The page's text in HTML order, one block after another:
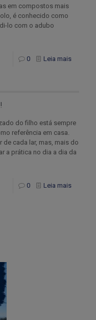
em compostos mais
é conhecido como
lo com o adubo
0 Leia mais
do filho está sempre
referência em casa.
de cada lar, mas, mais do
a prática no dia a dia da
0 Leia mais